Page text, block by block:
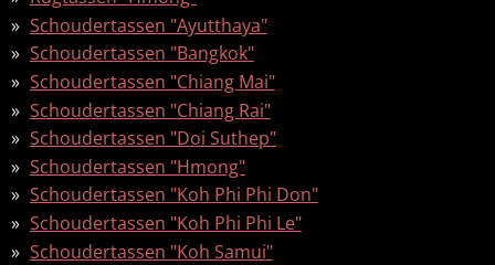
Schoudertassen "Ayutthaya"
Schoudertassen "Bangkok"
Schoudertassen "Chiang Mai"
Schoudertassen "Chiang Rai"
Schoudertassen "Doi Suthep"
Schoudertassen "Hmong"
Schoudertassen "Koh Phi Phi Don"
Schoudertassen "Koh Phi Phi Le"
Schoudertassen "Koh Samui"